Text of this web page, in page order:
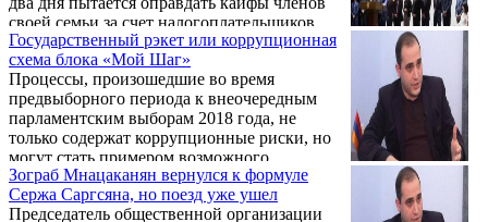
своей семьи за счет налогоплательщиков
Армении», - написал на своей странице в
Facebook председатель общественной
организации «Гражданское самосознание»
Нарек Самсонян.
Государственный рэкет или коррупционная
схема блока «Мой Шаг»
Процессы, произошедшие во время
предвыборного периода к внеочередным
парламентским выборам 2018 года, не
только содержат коррупционные риски, но
могут стать примером возможного
государственного рэкета, заявил сегодня в
ходе встречи с журналистами председатель
общественной организации «Гражданское
Зограб Мнацаканян вернулся к формуле
Сержа Саргсяна, но поезд уже ушел
Председатель общественной организации